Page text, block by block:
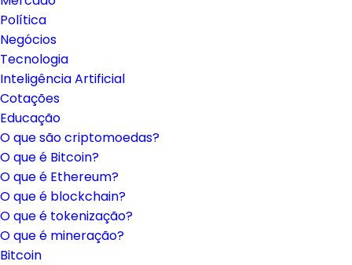
Política
Negócios
Tecnologia
Inteligência Artificial
Cotações
Educação
O que são criptomoedas?
O que é Bitcoin?
O que é Ethereum?
O que é blockchain?
O que é tokenização?
O que é mineração?
Bitcoin